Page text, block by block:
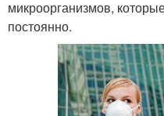
микроорганизмов,
постоянно.